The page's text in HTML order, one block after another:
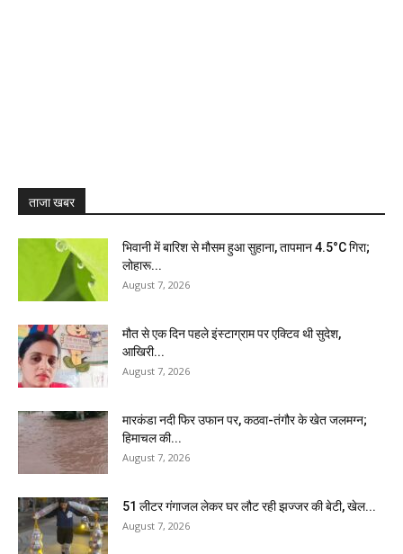
ताजा खबर
भिवानी में बारिश से मौसम हुआ सुहाना, तापमान 4.5°C गिरा;
लोहारू...
August 7, 2026
मौत से एक दिन पहले इंस्टाग्राम पर एक्टिव थी सुदेश,
आखिरी...
August 7, 2026
मारकंडा नदी फिर उफान पर, कठवा-तंगौर के खेत जलमग्न;
हिमाचल की...
August 7, 2026
51 लीटर गंगाजल लेकर घर लौट रही झज्जर की बेटी, खेल...
August 7, 2026